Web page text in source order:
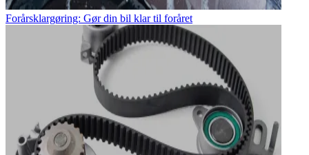
Forårsklargøring: Gør din bil klar til foråret